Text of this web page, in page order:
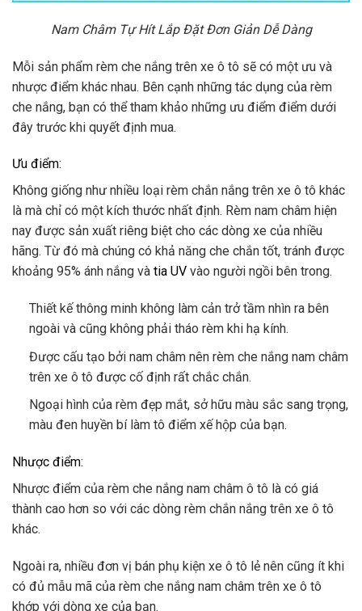
Nam Châm Tự Hít Lắp Đặt Đơn Giản Dễ Dàng
Mỗi sản phẩm rèm che nắng trên xe ô tô sẽ có một ưu và
nhược điểm khác nhau. Bên cạnh những tác dụng của rèm
che nắng, bạn có thể tham khảo những ưu điểm điểm dưới
đây trước khi quyết định mua.
Ưu điểm:
Không giống như nhiều loại rèm chắn nắng trên xe ô tô khác
là mà chỉ có một kích thước nhất định. Rèm nam châm hiện
nay được sản xuất riêng biệt cho các dòng xe của nhiều
hãng. Từ đó mà chúng có khả năng che chắn tốt, tránh được
khoảng 95% ánh nắng và tia UV vào người ngồi bên trong.
Thiết kế thông minh không làm cản trở tầm nhìn ra bên
ngoài và cũng không phải tháo rèm khi hạ kính.
Được cấu tạo bởi nam châm nên rèm che nắng nam châm
trên xe ô tô được cố định rất chắc chắn.
Ngoại hình của rèm đẹp mắt, sở hữu màu sắc sang trọng,
màu đen huyền bí làm tô điểm xế hộp của bạn.
Nhược điểm:
Nhược điểm của rèm che nắng nam châm ô tô là có giá
thành cao hơn so với các dòng rèm chắn nắng trên xe ô tô
khác.
Ngoài ra, nhiều đơn vị bán phụ kiện xe ô tô lẻ nên cũng ít khi
có đủ mẫu mã của rèm che nắng nam châm trên xe ô tô
khớp với dòng xe của bạn.